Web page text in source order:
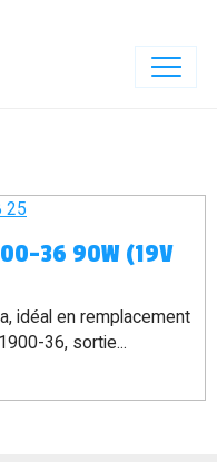
36 90W (19V
idéal en remplacement
36, sortie...